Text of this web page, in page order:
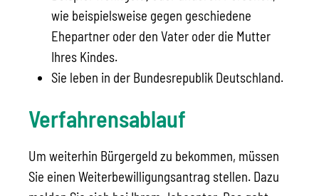
wie beispielsweise gegen geschiedene
Ehepartner oder den Vater oder die Mutter
Ihres Kindes.
Sie leben in der Bundesrepublik Deutschland.
Verfahrensablauf
Um weiterhin Bürgergeld zu bekommen, müssen
Sie einen Weiterbewilligungsantrag stellen. Dazu